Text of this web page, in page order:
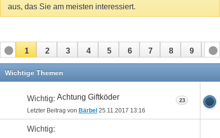
aus, das Sie am meisten interessiert.
1 2 3 4 5 6 7 8 9 10
11 12
Wichtige Themen
Wichtig: Achtung Giftköder
Letzter Beitrag von Bärbel 25.11.2017 13:16
23
Wichtig: